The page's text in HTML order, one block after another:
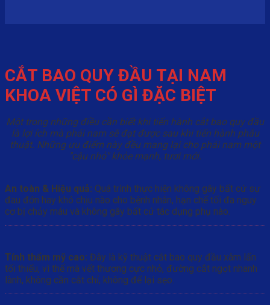
CẮT BAO QUY ĐẦU TẠI NAM
KHOA VIỆT CÓ GÌ ĐẶC BIỆT
Một trong những điều cần biết khi tiến hành cắt bao quy đầu
là lợi ích mà phái nam sẽ đạt được sau khi tiến hành phẫu
thuật. Những ưu điểm này đều mang lại cho phái nam một
"cậu nhỏ" khỏe mạnh, tươi mới.
An toàn & Hiệu quả: Quá trình thực hiện không gây bất cứ sự
đau đớn hay khó chịu nào cho bệnh nhân, hạn chế tối đa nguy
cơ bị chảy máu và không gây bất cứ tác dụng phụ nào.
Tính thẩm mỹ cao: Đây là kỹ thuật cắt bao quy đầu xâm lấn
tối thiểu, vì thế mà vết thương cực nhỏ, đường cắt ngọt nhanh
lành, không cần cắt chỉ, không để lại sẹo.